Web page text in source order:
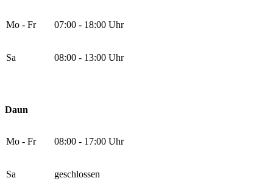
Mo - Fr 07:00 - 18:00 Uhr
Sa 08:00 - 13:00 Uhr
Daun
Mo - Fr 08:00 - 17:00 Uhr
Sa geschlossen